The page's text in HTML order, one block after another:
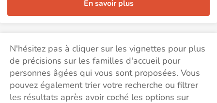
En savoir plus
N'hésitez pas à cliquer sur les vignettes pour plus
de précisions sur les familles d'accueil pour
personnes âgées qui vous sont proposées. Vous
pouvez également trier votre recherche ou filtrer
les résultats après avoir coché les options sur